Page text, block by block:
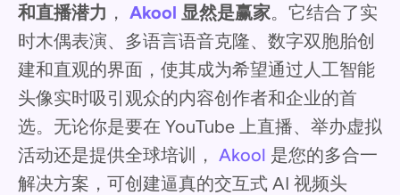
和直播潜力 ， Akool 显然是赢家。它结合了实
时木偶表演、多语言语音克隆、数字双胞胎创
建和直观的界面，使其成为希望通过人工智能
头像实时吸引观众的内容创作者和企业的首
选。无论你是要在 YouTube 上直播、举办虚拟
活动还是提供全球培训， Akool 是您的多合一
解决方案，可创建逼真的交互式 AI 视频头